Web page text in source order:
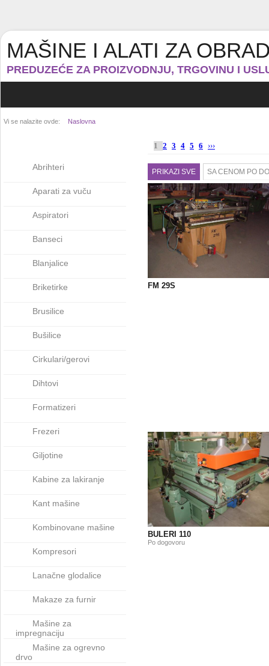
MAŠINE I ALATI ZA
PREDUZEĆE ZA PROIZVODNJU, TRGOVINU I
Vi se nalazite ovde: Naslovna
Abrihteri
Aparati za vuču
Aspiratori
Banseci
Blanjalice
Briketirke
Brusilice
Bušilice
Cirkulari/gerovi
Dihtovi
Formatizeri
Frezeri
Giljotine
Kabine za lakiranje
Kant mašine
Kombinovane mašine
Kompresori
Lanačne glodalice
Makaze za furnir
Mašine za
impregnaciju
Mašine za ogrevno
drvo
1 2 3 4 5 6 ›››
PRIKAZI SVE SA CENOM PO
FM 29S
BULERI 110
Po dogovoru